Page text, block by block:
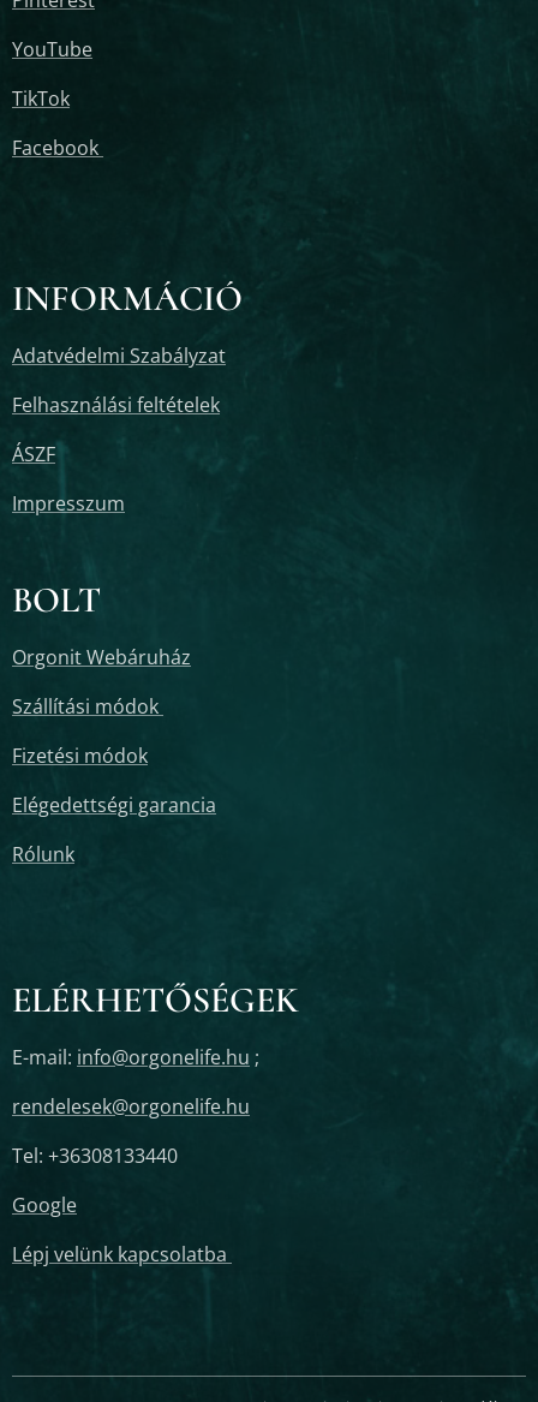
YouTube
TikTok
Facebook
INFORMÁCIÓ
Adatvédelmi Szabályzat
Felhasználási feltételek
ÁSZF
Impresszum
BOLT
Orgonit Webáruház
Szállítási módok
Fizetési módok
Elégedettségi garancia
Rólunk
ELÉRHETŐSÉGEK
E-mail: info@orgonelife.hu ;
rendelesek@orgonelife.hu
Tel: +36308133440
Google
Lépj velünk kapcsolatba